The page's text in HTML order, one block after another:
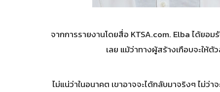
จากการรายงานโดยสื่อ KTSA.com. Elba ได้ยอม
เลย แม้ว่าทางผู้สร้างเกือบจะให้
ไม่แน่ว่าในอนาคต เขาอาจจะได้กลับมาจริงๆ ไม่ว่